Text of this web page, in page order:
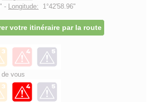
- Longitude: 1°42'58.96"
votre itinéraire par la route
vous